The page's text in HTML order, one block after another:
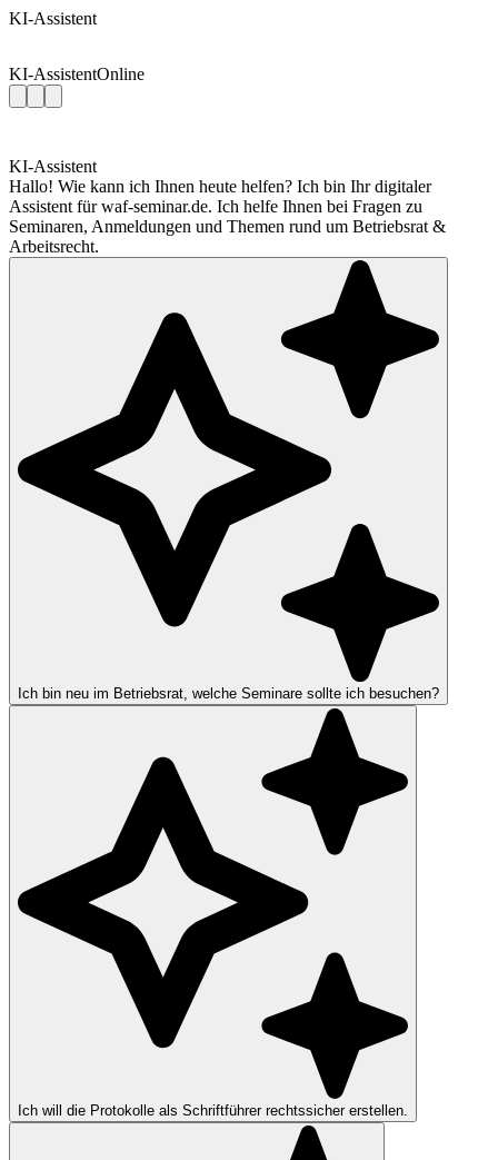
KI-Assistent
KI-AssistentOnline
KI-Assistent
Hallo! Wie kann ich Ihnen heute helfen? Ich bin Ihr digitaler
Assistent für waf-seminar.de. Ich helfe Ihnen bei Fragen zu
Seminaren, Anmeldungen und Themen rund um Betriebsrat &
Arbeitsrecht.
Ich bin neu im Betriebsrat, welche Seminare sollte ich besuchen?
Ich will die Protokolle als Schriftführer rechtssicher erstellen.